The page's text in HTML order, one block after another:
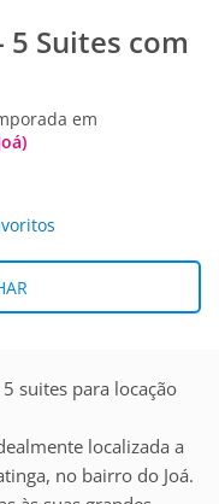
5 Suites com
em
suites para locação
localizada a
no bairro do Joá.